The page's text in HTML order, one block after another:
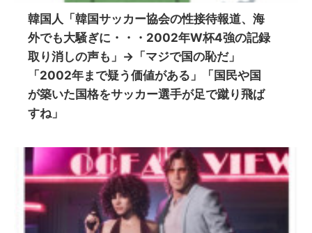
韓国人「韓国サッカー協会の性接待報道、海
外でも大騒ぎに・・・2002年W杯4強の記録
取り消しの声も」→「マジで国の恥だ」
「2002年まで疑う価値がある」「国民や国
が築いた国格をサッカー選手が足で蹴り飛ば
すね」